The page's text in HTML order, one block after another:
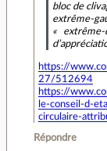
bloc de
extrême-
«
https://
27/512694
https://
le-conseil-d-
circulaire-
Répondre